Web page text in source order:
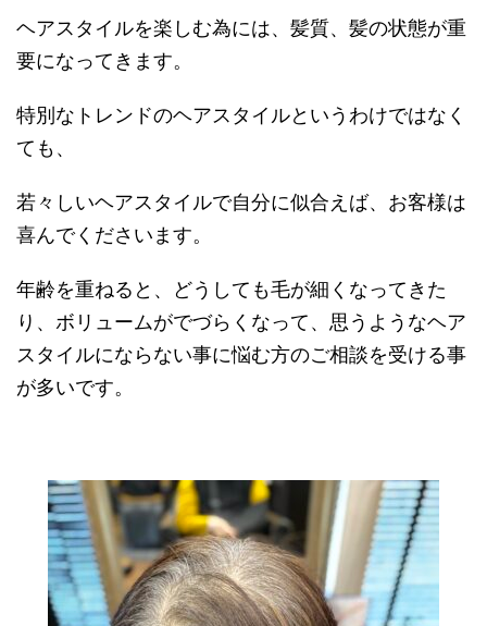
ヘアスタイルを楽しむ為には、髪質、髪の状態が重
要になってきます。
特別なトレンドのヘアスタイルというわけではなく
ても、
若々しいヘアスタイルで自分に似合えば、お客様は
喜んでくださいます。
年齢を重ねると、どうしても毛が細くなってきた
り、ボリュームがでづらくなって、思うようなヘア
スタイルにならない事に悩む方のご相談を受ける事
が多いです。